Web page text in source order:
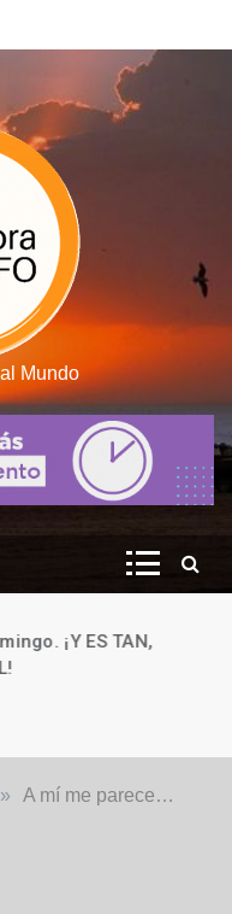
Mundo
¡Y ES TAN,
» A mí me parece…